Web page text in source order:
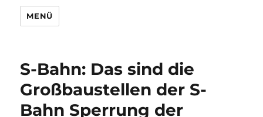
MENÜ
S-Bahn: Das sind die
Großbaustellen der S-
Bahn Sperrung der